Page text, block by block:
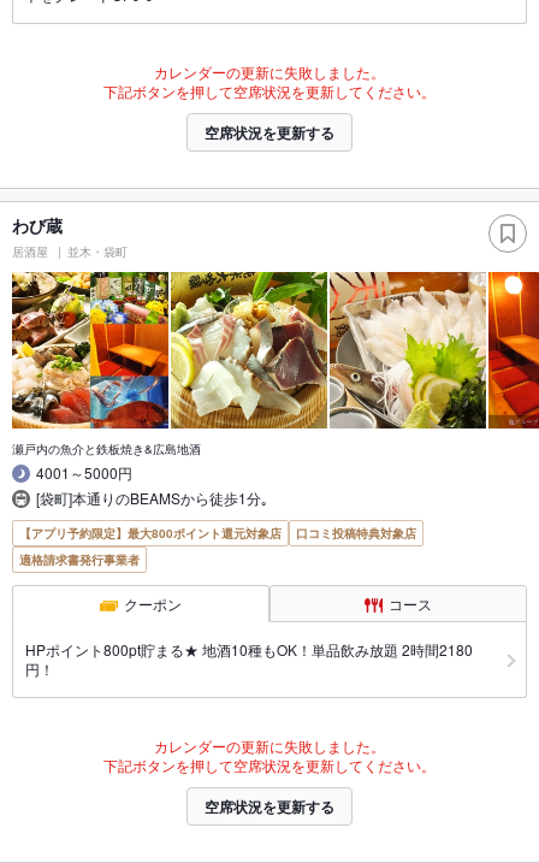
カレンダーの更新に失敗しました。
下記ボタンを押して空席状況を更新してください。
空席状況を更新する
わび蔵
居酒屋 並木・袋町
瀬戸内の魚介と鉄板焼き&広島地酒
4001～5000円
[袋町]本通りのBEAMSから徒歩1分｡
【アプリ予約限定】最大800ポイント還元対象店
口コミ投稿特典対象店
適格請求書発行事業者
クーポン コース
HPポイント800pt貯まる★ 地酒10種もOK！単品飲み放題 2時間2180
円！
カレンダーの更新に失敗しました。
下記ボタンを押して空席状況を更新してください。
空席状況を更新する